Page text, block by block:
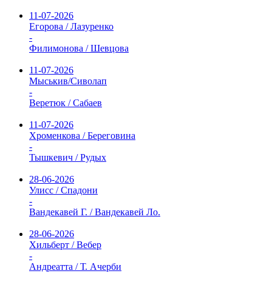
11-07-2026
Егорова / Лазуренко
-
Филимонова / Шевцова
11-07-2026
Мыськив/Сиволап
-
Веретюк / Сабаев
11-07-2026
Хроменкова / Береговина
-
Тышкевич / Рудых
28-06-2026
Улисс / Спадони
-
Вандекавей Г. / Вандекавей Ло.
28-06-2026
Хильберт / Вебер
-
Андреатта / Т. Ачерби